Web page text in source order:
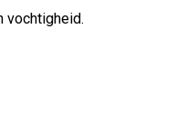
vochtigheid.